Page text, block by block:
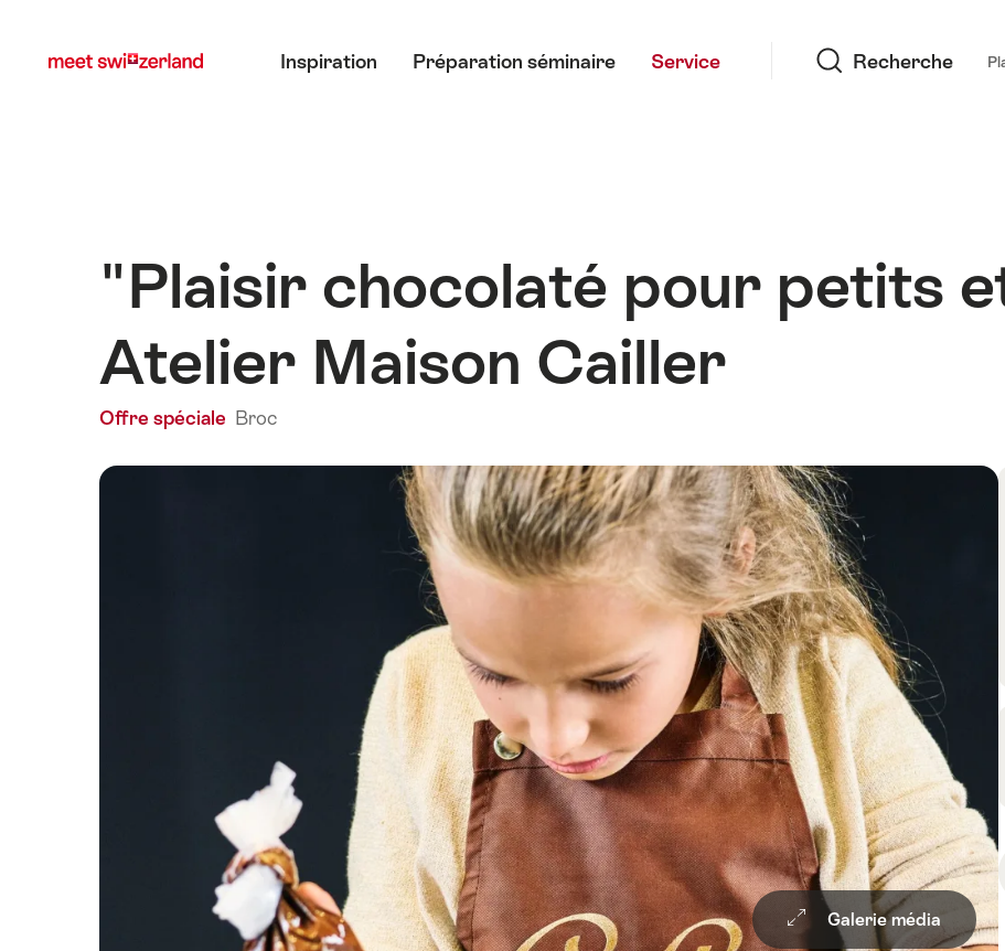
myswitzerland.com
Inspiration Préparation séminaire Service Recherche
"Plaisir chocolaté pour petits
Atelier Maison Cailler
Offre spéciale Broc
Galerie média